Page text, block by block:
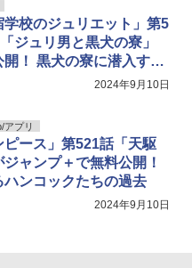
学校のジュリエット」第5
ジュリ男と黒犬の寮」
！ 黒犬の寮に潜入する
2024年9月10日
アプリ
ピース」第521話「天駆
ャンプ＋で無料公開！
ンコックたちの過去
2024年9月10日